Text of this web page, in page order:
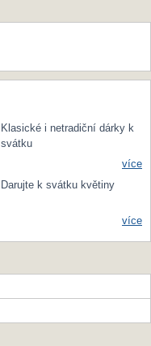
Klasické i netradiční dárky k
svátku
více
Darujte k svátku květiny
více